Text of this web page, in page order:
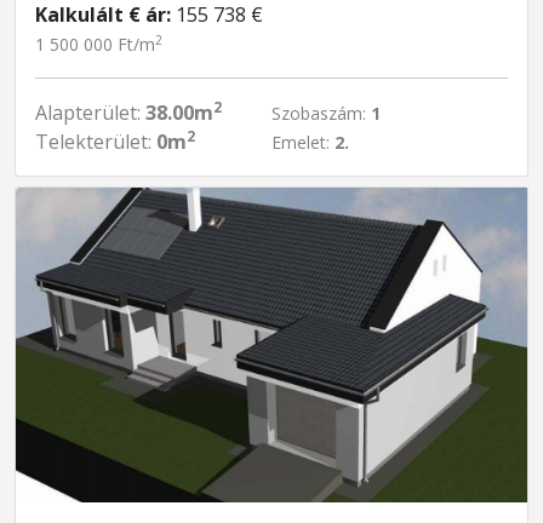
Kalkulált € ár: 155 738 €
1 500 000 Ft/m2
Alapterület: 38.00m2
Telekterület: 0m2
Szobaszám: 1
Emelet: 2.